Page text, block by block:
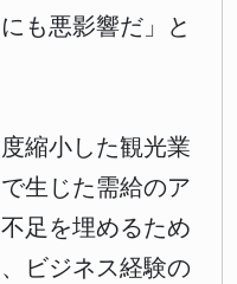
も悪影響だ」と
縮小した観光業
生じた需給のア
足を埋めるため
ビジネス経験の